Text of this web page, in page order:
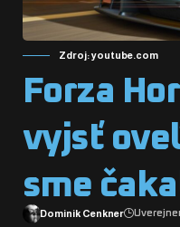
Zdroj: youtube.com
Forza
vyjsť
sme
Dominik Cenkner